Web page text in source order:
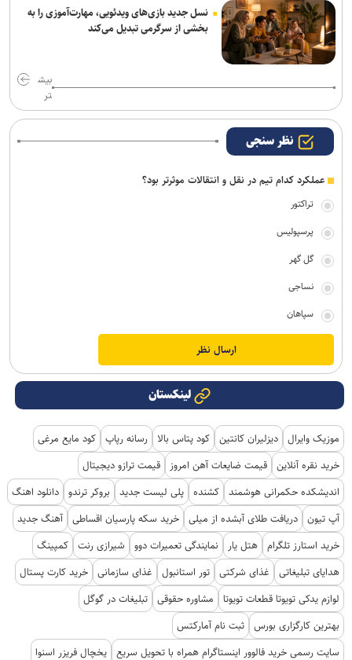
نسل جدید بازی‌های ویدئویی، مهارت‌آموزی را به
بخشی از سرگرمی تبدیل می‌کند
بیش
تر
نظر سنجی
عملکرد کدام تیم در نقل و انتقالات موثرتر بود؟
تراکتور
پرسپولیس
گل گهر
نساجی
سپاهان
لینکستان
موزیک وایرال دیزلیران کانتین کود پتاس بالا رسانه رپاپ کود مایع مرغی
خرید نقره آنلاین قیمت ضایعات آهن امروز
قیمت ترازو دیجیتال
اندیشکده حکمرانی هوشمند کشنده پلی لیست جدید بروکر ترندو دانلود اهنگ
آپ تیون دریافت طلای آبشده از میلی خرید سکه پارسیان اقساطی آهنگ جدید
خرید استارز تلگرام هتل یار نمایندگی تعمیرات دوو شیرازی رنت کمپینگ
هدایای تبلیغاتی
غذای شرکتی تور استانبول غذای سازمانی خرید کارت پستال
لوازم یدکی تویوتا قطعات تویوتا
مشاوره حقوقی تبلیغات در گوگل
بهترین کارگزاری بورس ثبت نام آمارکتس
سایت رسمی خرید فالوور اینستاگرام همراه با تحویل سریع یخچال فریزر اسنوا